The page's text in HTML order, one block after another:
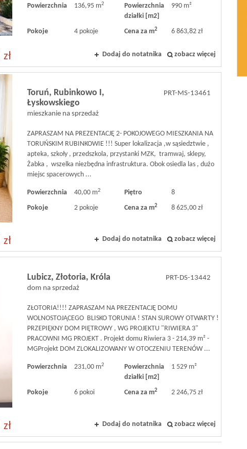
Powierzchnia 136,95 m2
Powierzchnia
działki [m2]
990 m²
Pokoje 4 pokoje Cena za m2 6 863,82 zł
zł Dodaj do notatnika zobacz więcej
Toruń, Rubinkowo I,
Łyskowskiego
mieszkanie na sprzedaż
PRT-MS-13461
ZAPRASZAM NA PREZENTACJĘ 2- POKOJOWEGO MIESZKANIA NA
TORUŃSKIM RUBINKOWIE !!! Super lokalizacja ,w sąsiedztwie ,
apteka, szkoły , przedszkola, przystanki MZK, tramwaj, sklepy,
Żabka , wszelka niezbędna infrastruktura. Obok osiedla las , dużo
miejsc spacerowych ...
Powierzchnia 40,00 m2 Piętro
8
Pokoje
2 pokoje Cena za m2 8 625,00 zł
zł Dodaj do notatnika zobacz więcej
Lubicz, Złotoria, Króla
dom na sprzedaż
PRT-DS-13442
ZŁOTORIA!!!! ZAPRASZAM NA PREZENTACJĘ DOMU
WOLNOSTOJĄCEGO BLISKO TORUNIA ! STAN SUROWY OTWARTY !
PRZEPIĘKNY DOM PIĘTROWY , WG PROJEKTU "RIWIERA 3"
PRACOWNI MG PROJEKT . Projekt domu Riwiera 3 - 214,39 m² -
MGProjekt DOM ZLOKALIZOWANY W OTOCZENIU TERENÓW ...
Powierzchnia 231,00 m2
Powierzchnia
działki [m2]
1 529 m²
Pokoje 6 pokoi Cena za m2 2 246,75 zł
zł Dodaj do notatnika zobacz więcej